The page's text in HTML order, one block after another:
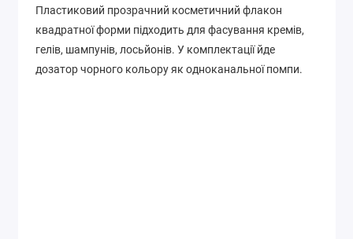
Пластиковий прозрачний косметичний флакон
квадратної форми підходить для фасування кремів,
гелів, шампунів, лосьйонів. У комплектації йде
дозатор чорного кольору як одноканальної помпи.